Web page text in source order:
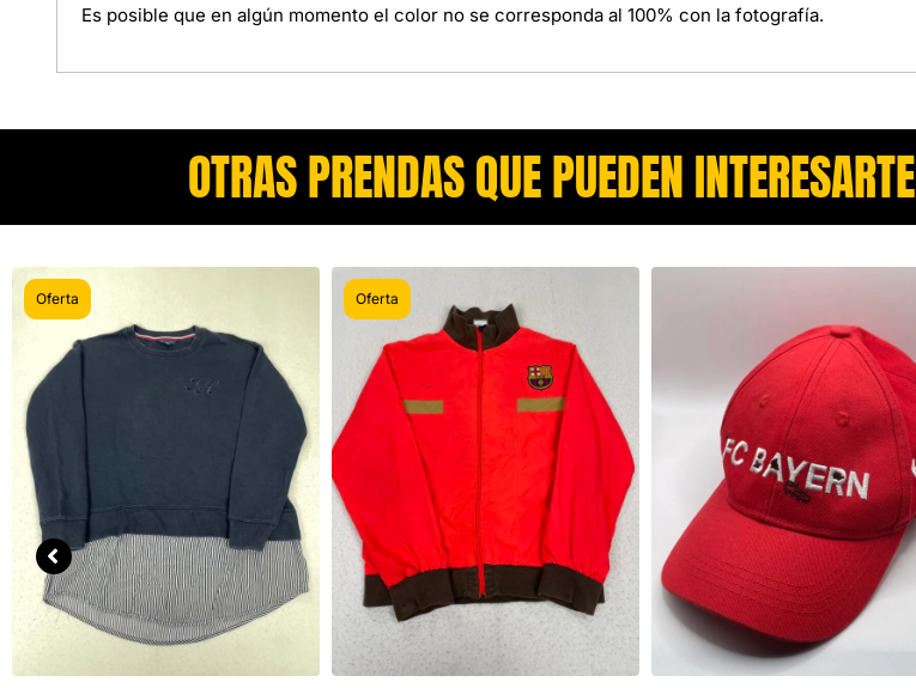
Es posible que en algún momento el color no se corresponda al 100% con la fotografía.
OTRAS PRENDAS QUE PUEDEN INTERESARTE​
Oferta Oferta